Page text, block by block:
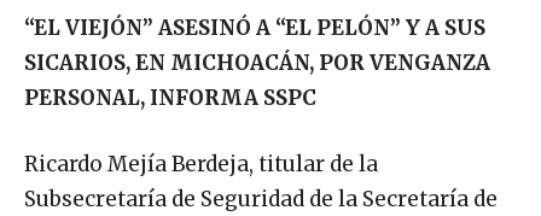
“EL VIEJÓN” ASESINÓ A “EL PELÓN” Y A SUS
SICARIOS, EN MICHOACÁN, POR VENGANZA
PERSONAL, INFORMA SSPC
Ricardo Mejía Berdeja, titular de la
Subsecretaría de Seguridad de la Secretaría de